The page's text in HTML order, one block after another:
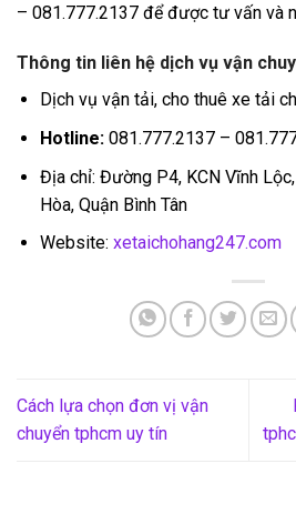
– 081.777.2137 để được tư vấn và
Thông tin liên hệ dịch vụ vận
Dịch vụ vận tải, cho thuê xe tải
Hotline:081.777.2137 –
Địa chỉ: Đường P4, KCN Vĩnh
Hòa, Quận Bình Tân
Website: xetaichohang247.com
Cách lựa chọn đơn vị vận
chuyển tphcm uy tín